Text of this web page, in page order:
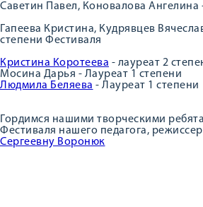
Саветин Павел, Коновалова
Гапеева Кристина, Кудрявцев
степени Фестиваля
Кристина Коротеева - лауреат 2
Мосина Дарья - Лауреат 1 степени
Людмила Беляева - Лауреат 1 степени
Гордимся нашими творческими
Фестиваля нашего педагога,
Сергеевну Воронюк